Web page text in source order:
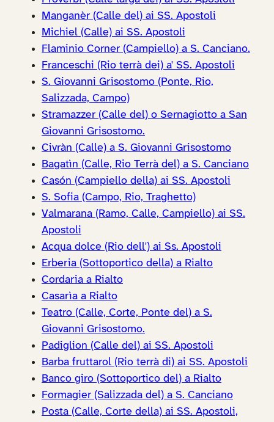
Manganèr (Calle del) ai SS. Apostoli
Michiel (Calle) ai SS. Apostoli
Flaminio Corner (Campiello) a S. Canciano.
Franceschi (Rio terrà dei) a' SS. Apostoli
S. Giovanni Grisostomo (Ponte, Rio,
Salizzada, Campo)
Stramazzer (Calle del) o Sernagiotto a San
Giovanni Grisostomo.
Civràn (Calle) a S. Giovanni Grisostomo
Bagatìn (Calle, Rio Terrà del) a S. Canciano
Casón (Campiello della) ai SS. Apostoli
S. Sofia (Campo, Rio, Traghetto)
Valmarana (Ramo, Calle, Campiello) ai SS.
Apostoli
Acqua dolce (Rio dell') ai Ss. Apostoli
Erberia (Sottoportico della) a Rialto
Cordaria a Rialto
Casarìa a Rialto
Teatro (Calle, Corte, Ponte del) a S.
Giovanni Grisostomo.
Padiglion (Calle del) ai SS. Apostoli
Barba fruttarol (Rio terrà di) ai SS. Apostoli
Banco giro (Sottoportico del) a Rialto
Formagier (Salizzada del) a S. Canciano
Posta (Calle, Corte della) ai SS. Apostoli,